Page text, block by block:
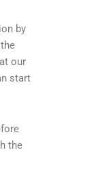
by
our
start
the